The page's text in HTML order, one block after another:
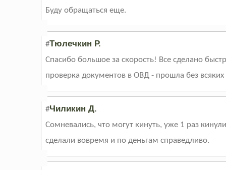
Буду обращаться еще.
#Тюлечкин Р.
Спасибо большое за скорость! Все сделано
проверка документов в ОВД - прошла без
#Чиликин Д.
Сомневались, что могут кинуть, уже 1 раз
сделали вовремя и по деньгам справедливо.